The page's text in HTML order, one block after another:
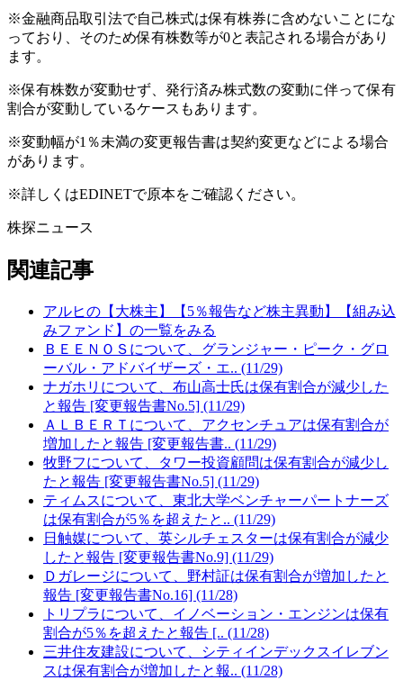
※金融商品取引法で自己株式は保有株券に含めないことにな
っており、そのため保有株数等が0と表記される場合があり
ます。
※保有株数が変動せず、発行済み株式数の変動に伴って保有
割合が変動しているケースもあります。
※変動幅が1％未満の変更報告書は契約変更などによる場合
があります。
※詳しくはEDINETで原本をご確認ください。
株探ニュース
関連記事
アルヒの【大株主】【5％報告など株主異動】【組み込
みファンド】の一覧をみる
ＢＥＥＮＯＳについて、グランジャー・ピーク・グロ
ーバル・アドバイザーズ・エ.. (11/29)
ナガホリについて、布山高士氏は保有割合が減少した
と報告 [変更報告書No.5] (11/29)
ＡＬＢＥＲＴについて、アクセンチュアは保有割合が
増加したと報告 [変更報告書.. (11/29)
牧野フについて、タワー投資顧問は保有割合が減少し
たと報告 [変更報告書No.5] (11/29)
ティムスについて、東北大学ベンチャーパートナーズ
は保有割合が5％を超えたと.. (11/29)
日触媒について、英シルチェスターは保有割合が減少
したと報告 [変更報告書No.9] (11/29)
Ｄガレージについて、野村証は保有割合が増加したと
報告 [変更報告書No.16] (11/28)
トリプラについて、イノベーション・エンジンは保有
割合が5％を超えたと報告 [.. (11/28)
三井住友建設について、シティインデックスイレブン
スは保有割合が増加したと報.. (11/28)